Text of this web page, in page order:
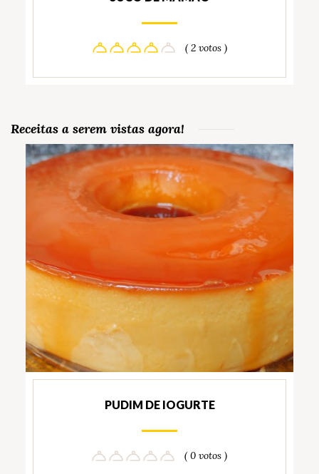
( 2 votos )
Receitas a serem vistas agora!
PUDIM DE IOGURTE
( 0 votos )